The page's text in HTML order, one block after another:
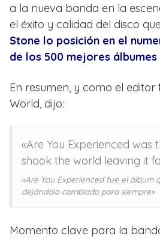
a la nueva banda en la
el éxito y calidad del disco
Stone lo posición en el
de los 500 mejores
En resumen, y como el
World, dijo:
«Are You Experienced was
shook the world leaving it
«Are You Experienced fue el álbum
dejándolo cambiado para siempre»
Momento clave para la